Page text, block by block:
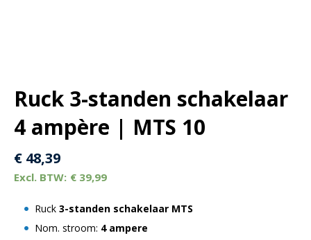
Ruck 3-standen schakelaar
4 ampère | MTS 10
€ 48,39
€ 39,99
Ruck 3-standen schakelaar MTS
Nom. stroom: 4 ampere